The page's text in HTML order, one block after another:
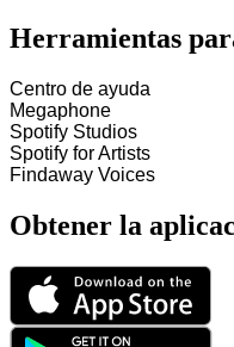
Herramientas
Centro de ayuda
Megaphone
Spotify Studios
Spotify for Artists
Findaway Voices
Obtener la